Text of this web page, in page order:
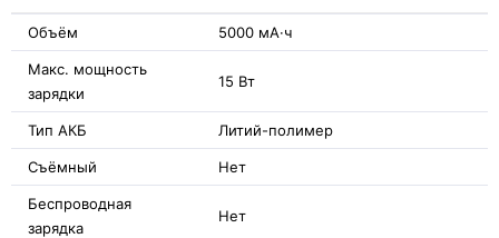
Объём 5000 мА·ч
Макс. мощность
зарядки
15 Вт
Тип АКБ Литий-полимер
Съёмный Нет
Беспроводная
зарядка
Нет